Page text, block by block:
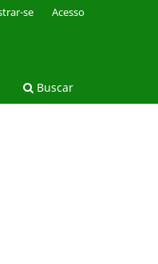
Buscar
se Acesso